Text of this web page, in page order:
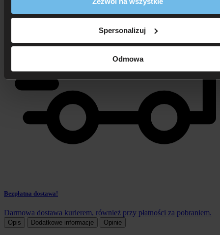
Spersonalizuj
Odmowa
Bezpłatna dostawa!
Darmowa dostawa kurierem, również przy płatności za pobraniem.
Opis Dodatkowe informacje Opinie